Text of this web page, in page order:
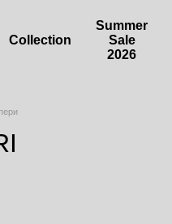
Сollection
Summer
Sale
2026